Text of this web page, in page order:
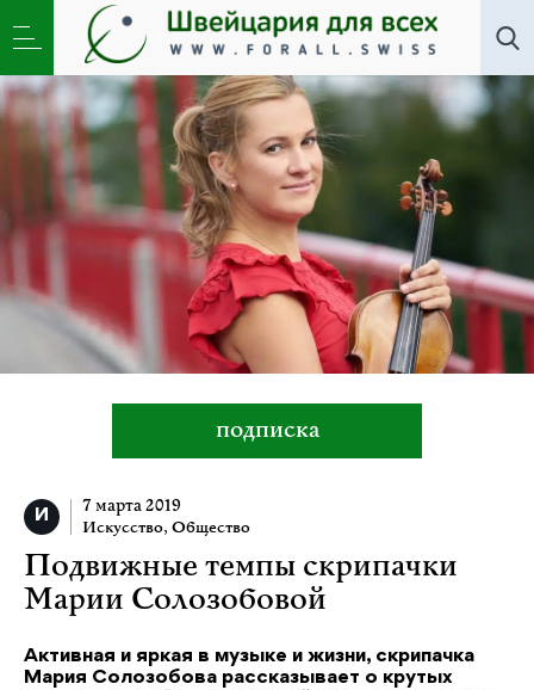
Искусство Новости,Общество»Подвижные
темпы скрипачки Марии Солозобовой
подписка
7 марта 2019
Искусство, Общество
Подвижные темпы скрипачки
Марии Солозобовой
Активная и яркая в музыке и жизни, скрипачка
Мария Солозобова рассказывает о крутых